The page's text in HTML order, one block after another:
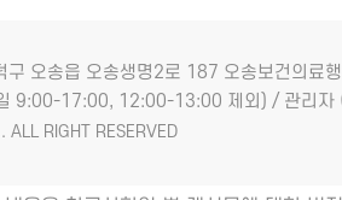
구 오송읍 오송생명2로 187 오송보건의료
9:00-17:00, 12:00-13:00 제외) / 관리자
ALL RIGHT RESERVED